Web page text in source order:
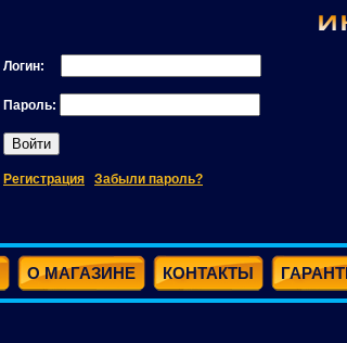
Логин:
Пароль:
Регистрация Забыли пароль?
О МАГАЗИНЕ КОНТАКТЫ